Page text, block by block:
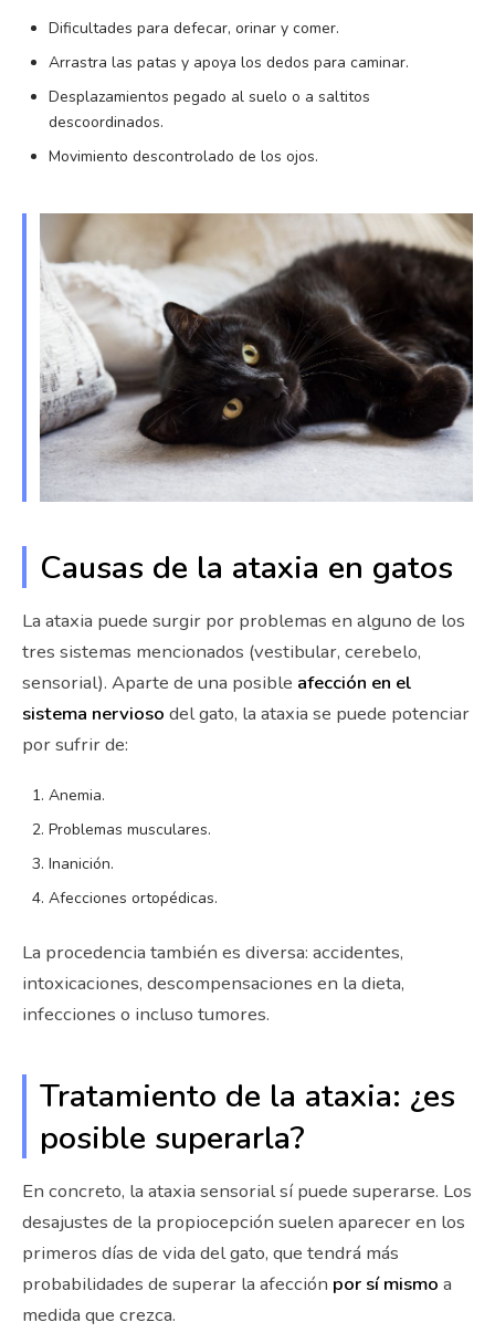
Dificultades para defecar, orinar y comer.
Arrastra las patas y apoya los dedos para caminar.
Desplazamientos pegado al suelo o a saltitos
descoordinados.
Movimiento descontrolado de los ojos.
Causas de la ataxia en gatos
La ataxia puede surgir por problemas en alguno de los
tres sistemas mencionados (vestibular, cerebelo,
sensorial). Aparte de una posible afección en el
sistema nervioso del gato, la ataxia se puede potenciar
por sufrir de:
Anemia.
Problemas musculares.
Inanición.
Afecciones ortopédicas.
La procedencia también es diversa: accidentes,
intoxicaciones, descompensaciones en la dieta,
infecciones o incluso tumores.
Tratamiento de la ataxia: ¿es
posible superarla?
En concreto, la ataxia sensorial sí puede superarse. Los
desajustes de la propiocepción suelen aparecer en los
primeros días de vida del gato, que tendrá más
probabilidades de superar la afección por sí mismo a
medida que crezca.